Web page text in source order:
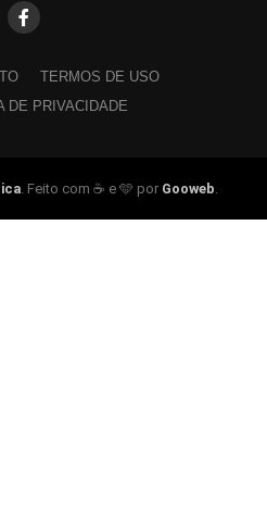
TERMOS DE USO
DE PRIVACIDADE
. Feito com ☕ e 🩵 por Gooweb